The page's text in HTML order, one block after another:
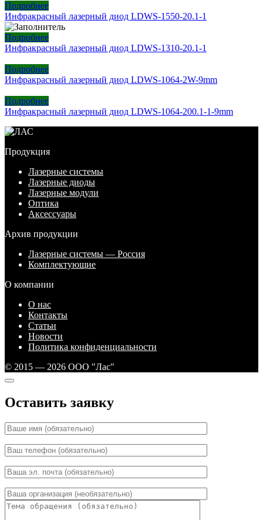
Подробнее
Инфракрасный лазерный диод LDWS-1550-20.1-1
Подробнее
Инфракрасный лазерный диод LDWS-1310-20.1-1
Подробнее
Инфракрасный лазерный диод LDWS-1064-2W-9mm
Подробнее
Инфракрасный лазерный диод LDWS-1064-200.1-1-9mm
Продукция
Лазерные системы
Лазерные диоды
Лазерные модули
Оптика
Аксессуары
Архив продукции
Лазерные системы — Россия
Комплектующие
О компании
О нас
Контакты
Статьи
Новости
Политика конфиденциальности
© 2015 — 2026 ООО "Лас"
Оставить заявку